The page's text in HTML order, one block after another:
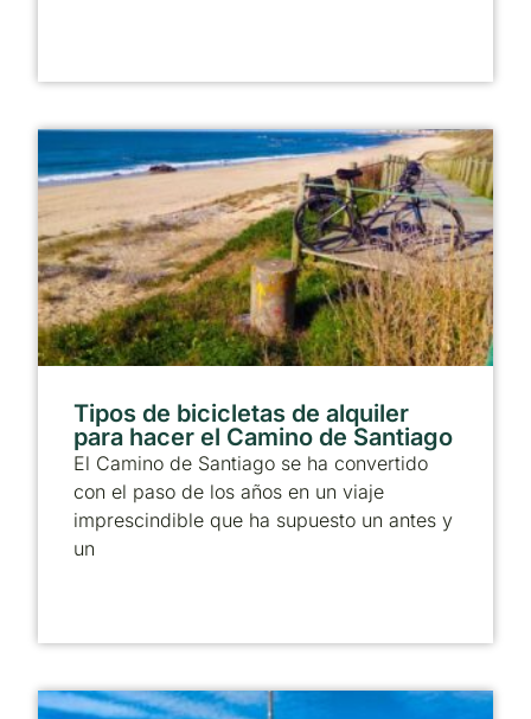
Tipos de bicicletas de alquiler
para hacer el Camino de Santiago
El Camino de Santiago se ha convertido
con el paso de los años en un viaje
imprescindible que ha supuesto un antes y
un